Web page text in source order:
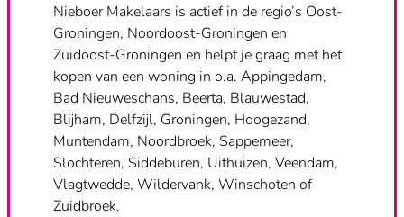
Nieboer Makelaars is actief in de regio’s Oost-
Groningen, Noordoost-Groningen en
Zuidoost-Groningen en helpt je graag met het
kopen van een woning in o.a. Appingedam,
Bad Nieuweschans, Beerta, Blauwestad,
Blijham, Delfzijl, Groningen, Hoogezand,
Muntendam, Noordbroek, Sappemeer,
Slochteren, Siddeburen, Uithuizen, Veendam,
Vlagtwedde, Wildervank, Winschoten of
Zuidbroek.